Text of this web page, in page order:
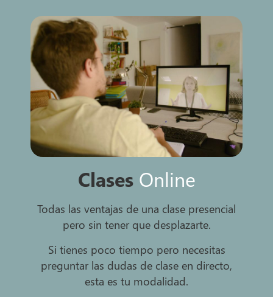
Clases Online
Todas las ventajas de una clase presencial
pero sin tener que desplazarte.
Si tienes poco tiempo pero necesitas
preguntar las dudas de clase en directo,
esta es tu modalidad.